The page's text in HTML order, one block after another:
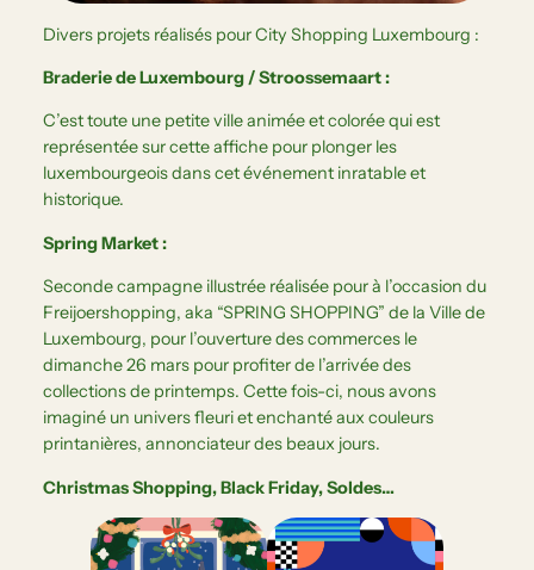
Divers projets réalisés pour City Shopping Luxembourg :
Braderie de Luxembourg / Stroossemaart :
C’est toute une petite ville animée et colorée qui est
représentée sur cette affiche pour plonger les
luxembourgeois dans cet événement inratable et
historique.
Spring Market :
Seconde campagne illustrée réalisée pour à l’occasion du
Freijoershopping, aka “SPRING SHOPPING” de la Ville de
Luxembourg, pour l’ouverture des commerces le
dimanche 26 mars pour profiter de l’arrivée des
collections de printemps. Cette fois-ci, nous avons
imaginé un univers fleuri et enchanté aux couleurs
printanières, annonciateur des beaux jours.
Christmas Shopping, Black Friday, Soldes…